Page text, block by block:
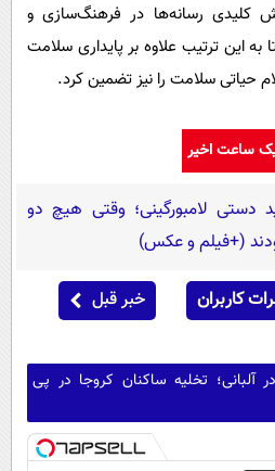
کلیدی رسانه‌ها در فرهنگ‌سازی و
این ترتیب علاوه بر پایداری سلامت
حیاتی سلامت را نیز تضمین کرد.
ساعت اخیر
دستی لامبورگینی؛ وقتی هیچ دو
(+فیلم و عکس)
کاربران خبر قبل
تخلیه ساکنان کروجا در پی